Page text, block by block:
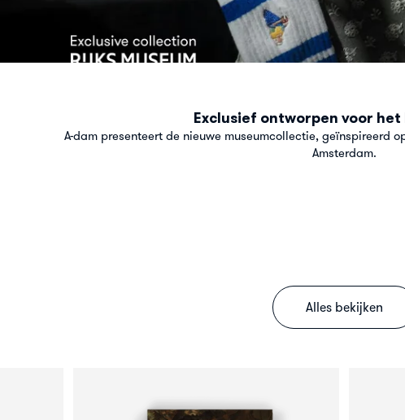
Exclusief ontworpen voor het
A-dam presenteert de nieuwe museumcollectie, geïnspireerd
Amsterdam.
Alles bekijken